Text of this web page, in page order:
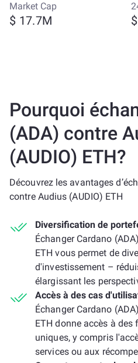
Market Cap
$ 17.7M
Pourquoi
(ADA) contre
(AUDIO) ETH?
Découvrez les avantages
contre Audius (AUDIO) ETH
Diversification de
Échanger Cardano
ETH vous permet de
d'investissement –
élargissant les
Accès à des cas
Échanger Cardano
ETH donne accès à
uniques, y compris
services ou aux